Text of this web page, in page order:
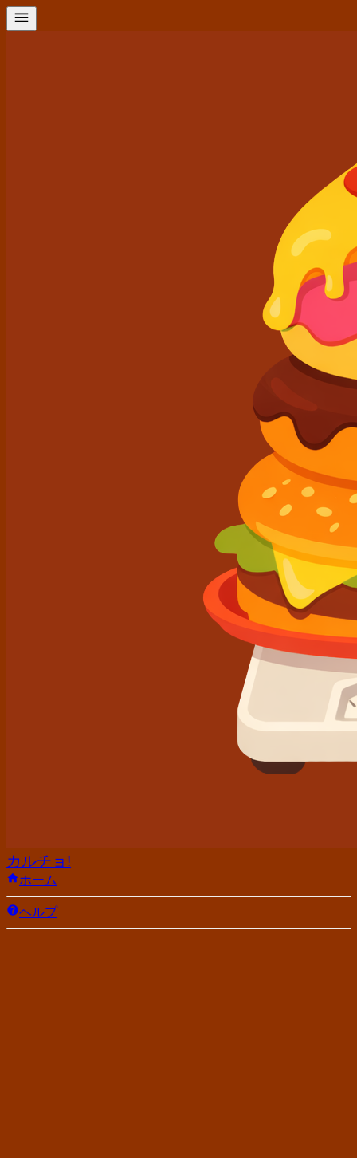
カルチョ!
ホーム
ヘルプ